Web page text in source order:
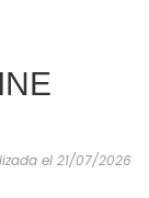
el 21/07/2026